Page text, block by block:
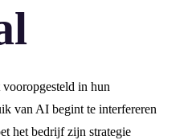
in hun
van AI begint te interfereren
het bedrijf zijn strategie